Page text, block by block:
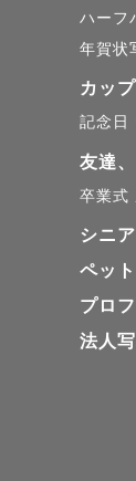
ハーフ
年賀状
カッ
記念日
友達
卒業式
シニア
ペット
プロ
法人